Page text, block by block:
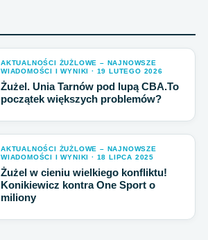
AKTUALNOŚCI ŻUŻLOWE – NAJNOWSZE
WIADOMOŚCI I WYNIKI · 19 LUTEGO 2026
Żużel. Unia Tarnów pod lupą CBA.To
początek większych problemów?
AKTUALNOŚCI ŻUŻLOWE – NAJNOWSZE
WIADOMOŚCI I WYNIKI · 18 LIPCA 2025
Żużel w cieniu wielkiego konfliktu!
Konikiewicz kontra One Sport o
miliony